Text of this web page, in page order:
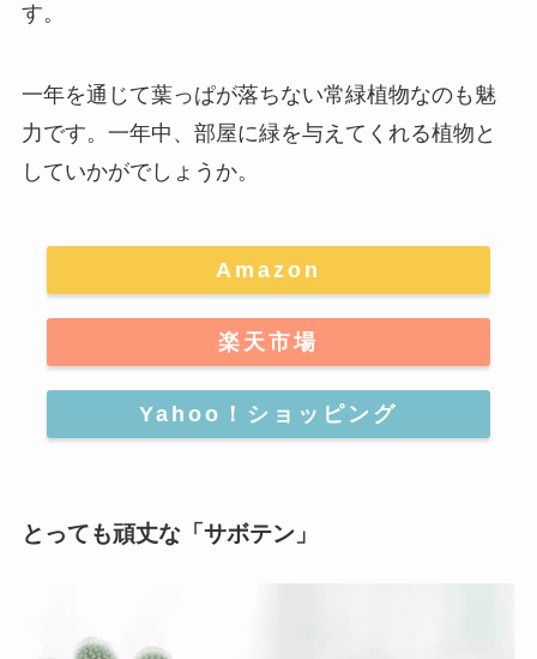
す。
一年を通じて葉っぱが落ちない常緑植物なのも魅
力です。一年中、部屋に緑を与えてくれる植物と
していかがでしょうか。
Amazon
楽天市場
Yahoo！ショッピング
とっても頑丈な「サボテン」